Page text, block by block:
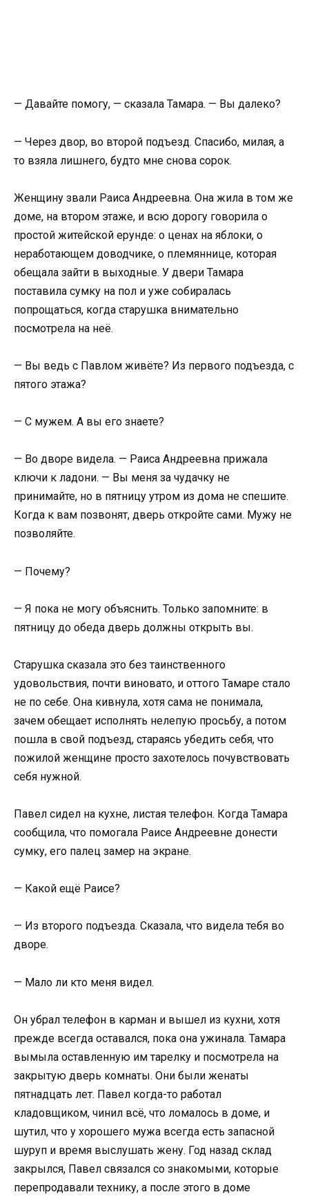
— Давайте помогу, — сказала Тамара. — Вы далеко?
— Через двор, во второй подъезд. Спасибо, милая, а
то взяла лишнего, будто мне снова сорок.
Женщину звали Раиса Андреевна. Она жила в том же
доме, на втором этаже, и всю дорогу говорила о
простой житейской ерунде: о ценах на яблоки, о
неработающем доводчике, о племяннице, которая
обещала зайти в выходные. У двери Тамара
поставила сумку на пол и уже собиралась
попрощаться, когда старушка внимательно
посмотрела на неё.
— Вы ведь с Павлом живёте? Из первого подъезда, с
пятого этажа?
— С мужем. А вы его знаете?
— Во дворе видела. — Раиса Андреевна прижала
ключи к ладони. — Вы меня за чудачку не
принимайте, но в пятницу утром из дома не спешите.
Когда к вам позвонят, дверь откройте сами. Мужу не
позволяйте.
— Почему?
— Я пока не могу объяснить. Только запомните: в
пятницу до обеда дверь должны открыть вы.
Старушка сказала это без таинственного
удовольствия, почти виновато, и оттого Тамаре стало
не по себе. Она кивнула, хотя сама не понимала,
зачем обещает исполнять нелепую просьбу, а потом
пошла в свой подъезд, стараясь убедить себя, что
пожилой женщине просто захотелось почувствовать
себя нужной.
Павел сидел на кухне, листая телефон. Когда Тамара
сообщила, что помогала Раисе Андреевне донести
сумку, его палец замер на экране.
— Какой ещё Раисе?
— Из второго подъезда. Сказала, что видела тебя во
дворе.
— Мало ли кто меня видел.
Он убрал телефон в карман и вышел из кухни, хотя
прежде всегда оставался, пока она ужинала. Тамара
вымыла оставленную им тарелку и посмотрела на
закрытую дверь комнаты. Они были женаты
пятнадцать лет. Павел когда-то работал
кладовщиком, чинил всё, что ломалось в доме, и
шутил, что у хорошего мужа всегда есть запасной
шуруп и время выслушать жену. Год назад склад
закрылся, Павел связался со знакомыми, которые
перепродавали технику, а после этого в доме